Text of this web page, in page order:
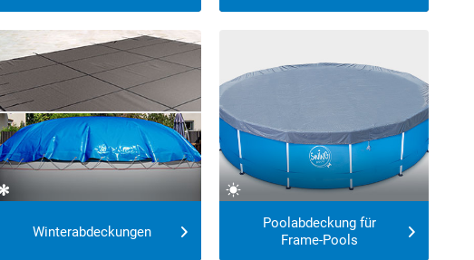
viele Rabatte!
Winterabdeckungen
Poolabdeckung für
Frame-Pools